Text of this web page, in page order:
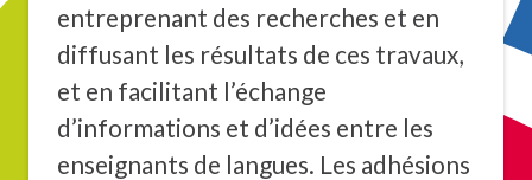
entreprenant des recherches et en
diffusant les résultats de ces travaux,
et en facilitant l’échange
d’informations et d’idées entre les
enseignants de langues. Les adhésions